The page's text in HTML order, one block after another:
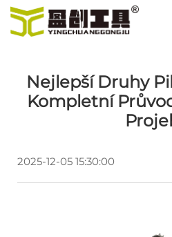
Nejlepší Druhy
Kompletní
2025-12-05 15:30:00